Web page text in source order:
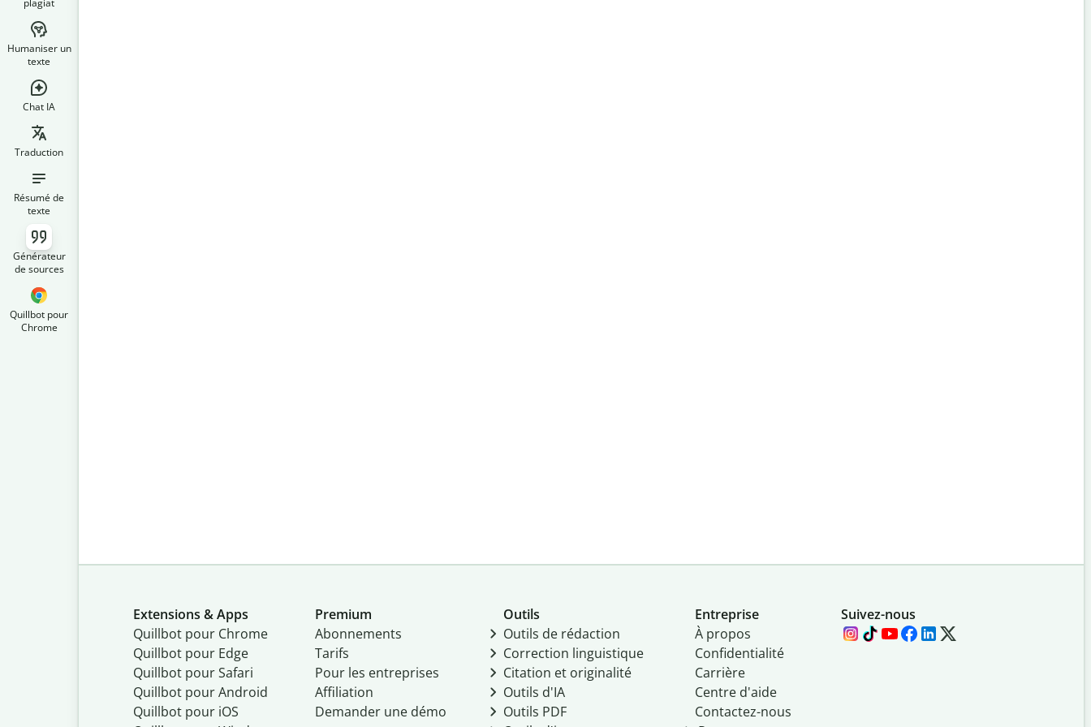
plagiat
Humaniser un
texte
Chat IA
Traduction
Résumé de
texte
Générateur
de sources
Quillbot pour
Chrome
Extensions & Apps
Quillbot pour Chrome
Quillbot pour Edge
Quillbot pour Safari
Quillbot pour Android
Quillbot pour iOS
Premium
Abonnements
Tarifs
Pour les entreprises
Affiliation
Demander une démo
Outils
Outils de rédaction
Correction linguistique
Citation et originalité
Outils d'IA
Outils PDF
Entreprise
À propos
Confidentialité
Carrière
Centre d'aide
Contactez-nous
Suivez-nous